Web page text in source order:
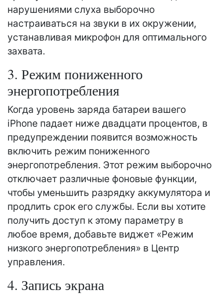
нарушениями слуха выборочно
настраиваться на звуки в их окружении,
устанавливая микрофон для оптимального
захвата.
3. Режим пониженного
энергопотребления
Когда уровень заряда батареи вашего
iPhone падает ниже двадцати процентов, в
предупреждении появится возможность
включить режим пониженного
энергопотребления. Этот режим выборочно
отключает различные фоновые функции,
чтобы уменьшить разрядку аккумулятора и
продлить срок его службы. Если вы хотите
получить доступ к этому параметру в
любое время, добавьте виджет «Режим
низкого энергопотребления» в Центр
управления.
4. Запись экрана